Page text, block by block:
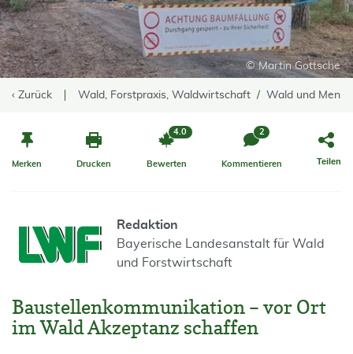
© Martin Gottsche
‹ Zurück Wald, Forstpraxis, Waldwirtschaft Wald und
Merken Drucken Bewerten
4.0
Kommentieren
2
Teilen
Redaktion
Bayerische Landesanstalt für Wald
und Forstwirtschaft
Baustellenkommunikation – vor Ort
im Wald Akzeptanz schaffen